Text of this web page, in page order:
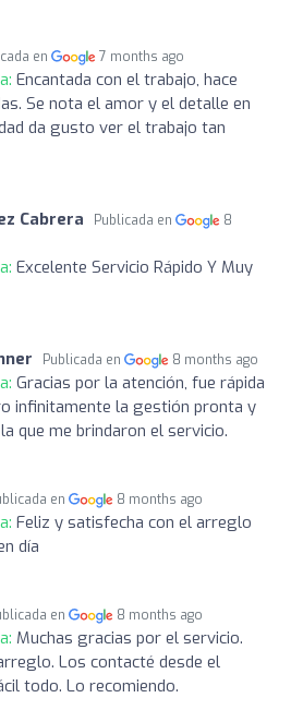
en 7 months ago
Encantada con el trabajo, hace
Se nota el amor y el detalle en
da gusto ver el trabajo tan
Cabrera Publicada en
8
Excelente Servicio Rápido Y Muy
Publicada en 8 months ago
Gracias por la atención, fue rápida
infinitamente la gestión pronta y
que me brindaron el servicio.
en 8 months ago
Feliz y satisfecha con el arreglo
día
en 8 months ago
Muchas gracias por el servicio.
Los contacté desde el
todo. Lo recomiendo.